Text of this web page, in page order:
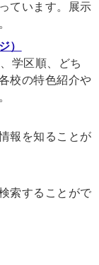
ています。展示
）
学区順、どち
校の特色紹介や
報を知ることが
索することがで